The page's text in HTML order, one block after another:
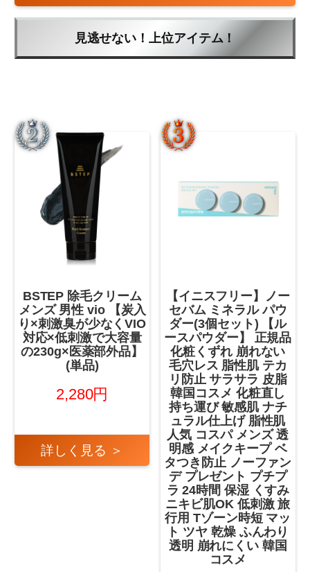
見逃せない！上位アイテム！
BSTEP 除毛クリーム
メンズ 男性 vio 【炭入
り×刺激臭が少なくVIO
対応×低刺激で大容量
の230g×医薬部外品】
(単品)
2,280円
詳しく見る ＞
【イニスフリー】ノー
セバム ミネラル パウ
ダー(3個セット) 【ル
ースパウダー】 正規品
化粧くずれ 崩れない
毛穴レス 脂性肌 テカ
リ防止 サラサラ 皮脂
韓国コスメ 化粧直し
持ち運び 敏感肌 ナチ
ュラル仕上げ 脂性肌
人気 コスパ メンズ 透
明感 メイクキープ ベ
タつき防止 ノーファン
デ プレゼント プチプ
ラ 24時間 保湿 くすみ
ニキビ肌OK 低刺激 旅
行用 Tゾーン時短 マッ
ト ツヤ 乾燥 ふんわり
透明 崩れにくい 韓国
コスメ